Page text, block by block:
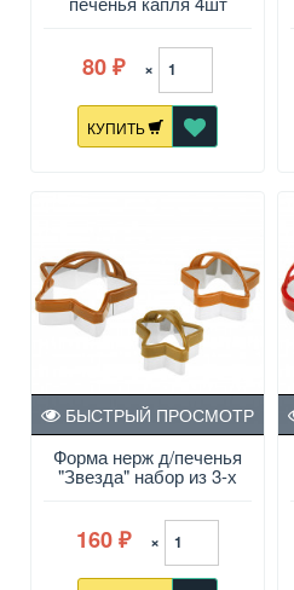
80 ₽ ×
КУПИТЬ
Форма нерж д/печенья
"Звезда" набор из 3-х
БЫСТРЫЙ ПРОСМОТР
160 ₽ ×